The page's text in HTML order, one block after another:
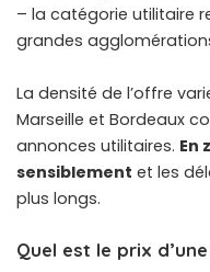
– la catégorie utilitaire
grandes
La densité de l’offre
Marseille et Bordeaux
annonces utilitaires. En
sensiblement et les
plus longs.
Quel est le prix